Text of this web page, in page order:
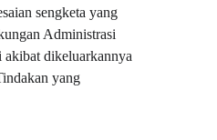
sengketa yang
Administrasi
akibat dikeluarkannya
yang